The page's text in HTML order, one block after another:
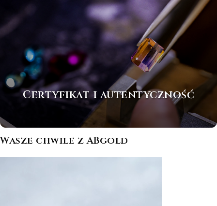
Certyfikat i autentyczność
Wasze chwile z ABgold